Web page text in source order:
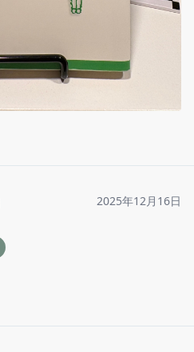
2025年12月16日